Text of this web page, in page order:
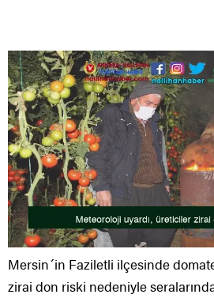
Mersin´in Faziletli ilçesinde
zirai don riski nedeniyle